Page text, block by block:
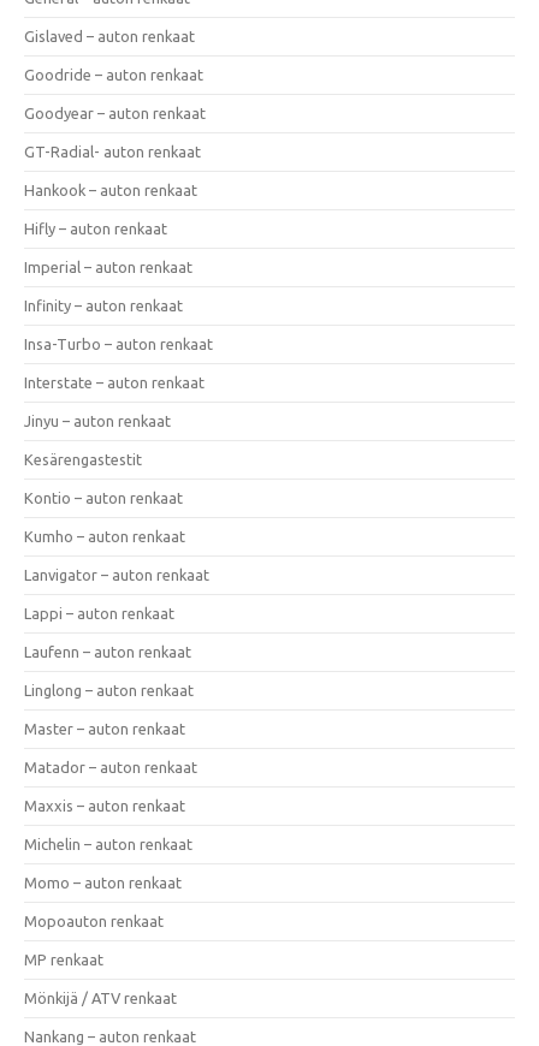
Gislaved – auton renkaat
Goodride – auton renkaat
Goodyear – auton renkaat
GT-Radial- auton renkaat
Hankook – auton renkaat
Hifly – auton renkaat
Imperial – auton renkaat
Infinity – auton renkaat
Insa-Turbo – auton renkaat
Interstate – auton renkaat
Jinyu – auton renkaat
Kesärengastestit
Kontio – auton renkaat
Kumho – auton renkaat
Lanvigator – auton renkaat
Lappi – auton renkaat
Laufenn – auton renkaat
Linglong – auton renkaat
Master – auton renkaat
Matador – auton renkaat
Maxxis – auton renkaat
Michelin – auton renkaat
Momo – auton renkaat
Mopoauton renkaat
MP renkaat
Mönkijä / ATV renkaat
Nankang – auton renkaat